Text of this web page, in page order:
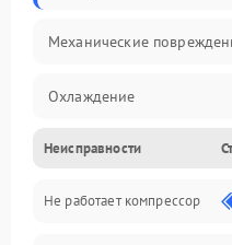
Механические
Охлаждение
Механика
Электропитание
Неисправности
Не работает компрессор